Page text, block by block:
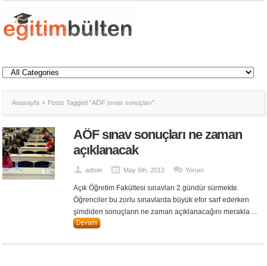
Anasayfa Posts Tagged "AÖF sınav sonuçları"
AÖF sınav sonuçları ne zaman
açıklanacak
admin May 6th, 2013 Yorum
Açık Öğretim Fakültesi sınavları 2 gündür sürmekte.
Öğrenciler bu zorlu sınavlarda büyük efor sarf ederken
şimdiden sonuçların ne zaman açıklanacağını merakla ...